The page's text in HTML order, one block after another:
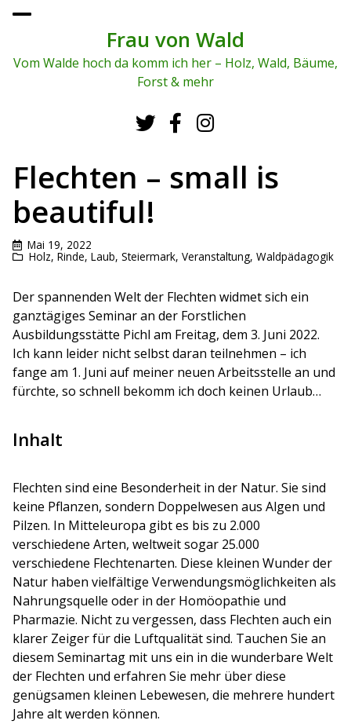
To
me
Frau von Wald
Vom Walde hoch da komm ich her – Holz, Wald, Bäume,
Forst & mehr
Flechten – small is
beautiful!
Mai 19, 2022
Holz, Rinde, Laub, Steiermark, Veranstaltung, Waldpädagogik
Der spannenden Welt der Flechten widmet sich ein
ganztägiges Seminar an der Forstlichen
Ausbildungsstätte Pichl am Freitag, dem 3. Juni 2022.
Ich kann leider nicht selbst daran teilnehmen – ich
fange am 1. Juni auf meiner neuen Arbeitsstelle an und
fürchte, so schnell bekomm ich doch keinen Urlaub…
Inhalt
Flechten sind eine Besonderheit in der Natur. Sie sind
keine Pflanzen, sondern Doppelwesen aus Algen und
Pilzen. In Mitteleuropa gibt es bis zu 2.000
verschiedene Arten, weltweit sogar 25.000
verschiedene Flechtenarten. Diese kleinen Wunder der
Natur haben vielfältige Verwendungsmöglichkeiten als
Nahrungsquelle oder in der Homöopathie und
Pharmazie. Nicht zu vergessen, dass Flechten auch ein
klarer Zeiger für die Luftqualität sind. Tauchen Sie an
diesem Seminartag mit uns ein in die wunderbare Welt
der Flechten und erfahren Sie mehr über diese
genügsamen kleinen Lebewesen, die mehrere hundert
Jahre alt werden können.